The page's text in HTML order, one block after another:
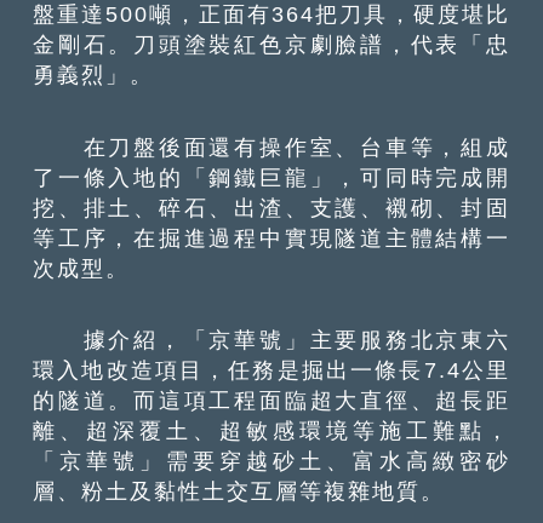
盤重達500噸，正面有364把刀具，硬度堪比
金剛石。刀頭塗裝紅色京劇臉譜，代表「忠
勇義烈」。
在刀盤後面還有操作室、台車等，組成
了一條入地的「鋼鐵巨龍」，可同時完成開
挖、排土、碎石、出渣、支護、襯砌、封固
等工序，在掘進過程中實現隧道主體結構一
次成型。
據介紹，「京華號」主要服務北京東六
環入地改造項目，任務是掘出一條長7.4公里
的隧道。而這項工程面臨超大直徑、超長距
離、超深覆土、超敏感環境等施工難點，
「京華號」需要穿越砂土、富水高緻密砂
層、粉土及黏性土交互層等複雜地質。